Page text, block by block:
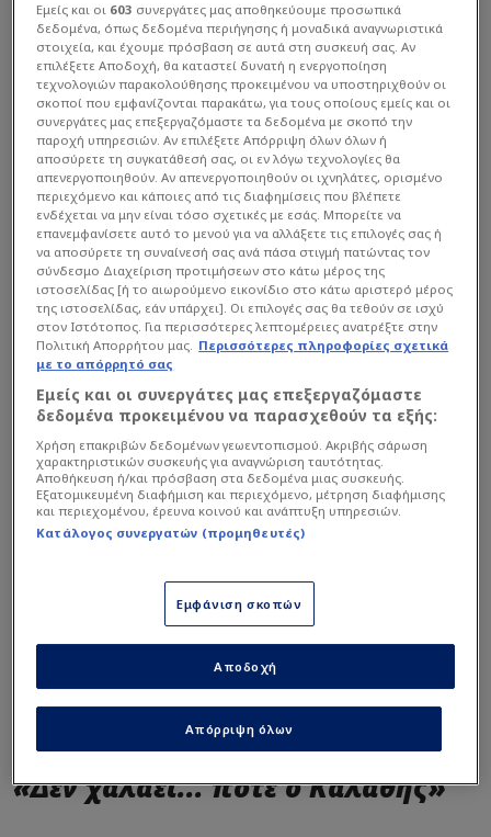
«Δεν χαλάει... ποτέ ο Καλάθης»
Εμείς και οι 603 συνεργάτες μας αποθηκεύουμε προσωπικά
δεδομένα, όπως δεδομένα περιήγησης ή μοναδικά αναγνωριστικά
στοιχεία, και έχουμε πρόσβαση σε αυτά στη συσκευή σας. Αν
επιλέξετε Αποδοχή, θα καταστεί δυνατή η ενεργοποίηση
τεχνολογιών παρακολούθησης προκειμένου να υποστηριχθούν οι
σκοποί που εμφανίζονται παρακάτω, για τους οποίους εμείς και οι
συνεργάτες μας επεξεργαζόμαστε τα δεδομένα με σκοπό την
παροχή υπηρεσιών. Αν επιλέξετε Απόρριψη όλων όλων ή
αποσύρετε τη συγκατάθεσή σας, οι εν λόγω τεχνολογίες θα
απενεργοποιηθούν. Αν απενεργοποιηθούν οι ιχνηλάτες, ορισμένο
περιεχόμενο και κάποιες από τις διαφημίσεις που βλέπετε
ενδέχεται να μην είναι τόσο σχετικές με εσάς. Μπορείτε να
επανεμφανίσετε αυτό το μενού για να αλλάξετε τις επιλογές σας ή
να αποσύρετε τη συναίνεσή σας ανά πάσα στιγμή πατώντας τον
σύνδεσμο Διαχείριση προτιμήσεων στο κάτω μέρος της
ιστοσελίδας [ή το αιωρούμενο εικονίδιο στο κάτω αριστερό μέρος
της ιστοσελίδας, εάν υπάρχει]. Οι επιλογές σας θα τεθούν σε ισχύ
στον Ιστότοπος. Για περισσότερες λεπτομέρειες ανατρέξτε στην
Πολιτική Απορρήτου μας. Περισσότερες πληροφορίες σχετικά
με το απόρρητό σας
Εμείς και οι συνεργάτες μας επεξεργαζόμαστε
δεδομένα προκειμένου να παρασχεθούν τα εξής:
Χρήση επακριβών δεδομένων γεωεντοπισμού. Ακριβής σάρωση
χαρακτηριστικών συσκευής για αναγνώριση ταυτότητας.
Αποθήκευση ή/και πρόσβαση στα δεδομένα μιας συσκευής.
Εξατομικευμένη διαφήμιση και περιεχόμενο, μέτρηση διαφήμισης
και περιεχομένου, έρευνα κοινού και ανάπτυξη υπηρεσιών.
Κατάλογος συνεργατών (προμηθευτές)
Εμφάνιση σκοπών
Απόρριψη όλων
Αποδοχή